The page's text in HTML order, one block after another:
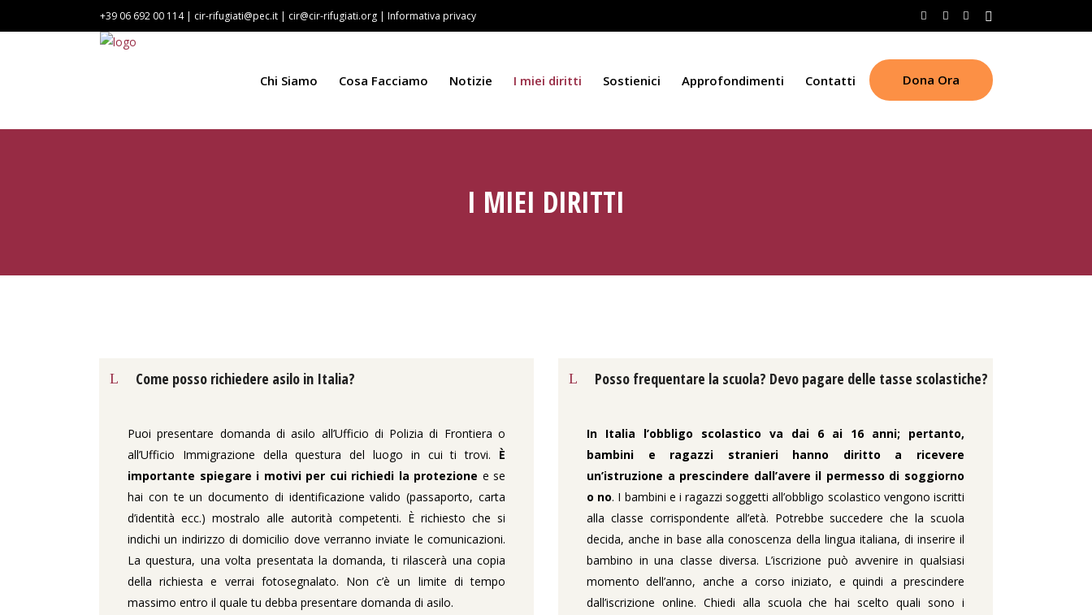
+39 06 692 00 114 | cir-rifugiati@pec.it | cir@cir-rifugiati.org | Informativa privacy
Chi Siamo Cosa Facciamo Notizie I miei diritti Sostienici Approfondimenti Contatti Dona Ora
I MIEI DIRITTI
Come posso richiedere asilo in Italia?
Puoi presentare domanda di asilo all’Ufficio di Polizia di Frontiera o
all’Ufficio Immigrazione della questura del luogo in cui ti trovi. È
importante spiegare i motivi per cui richiedi la protezione e se
hai con te un documento di identificazione valido (passaporto, carta
d’identità ecc.) mostralo alle autorità competenti. È richiesto che si
indichi un indirizzo di domicilio dove verranno inviate le comunicazioni.
La questura, una volta presentata la domanda, ti rilascerà una copia
della richiesta e verrai fotosegnalato. Non c’è un limite di tempo
massimo entro il quale tu debba presentare domanda di asilo.
Posso frequentare la scuola? Devo pagare delle tasse scolastiche?
In Italia l’obbligo scolastico va dai 6 ai 16 anni; pertanto,
bambini e ragazzi stranieri hanno diritto a ricevere
un’istruzione a prescindere dall’avere il permesso di soggiorno
o no. I bambini e i ragazzi soggetti all’obbligo scolastico vengono iscritti
alla classe corrispondente all’età. Potrebbe succedere che la scuola
decida, anche in base alla conoscenza della lingua italiana, di inserire il
bambino in una classe diversa. L’iscrizione può avvenire in qualsiasi
momento dell’anno, anche a corso iniziato, e quindi a prescindere
dall’iscrizione online. Chiedi alla scuola che hai scelto quali sono i